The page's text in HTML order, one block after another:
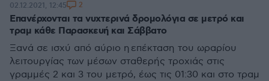
Επανέρχονται τα νυχτερινά δρομολόγια σε μετρό και
τραμ κάθε Παρασκευή και Σάββατο
Ξανά σε ισχύ από αύριο η επέκταση του ωραρίου
λειτουργίας των μέσων σταθερής τροχιάς στις
γραμμές 2 και 3 του μετρό, έως τις 01:30 και στο τραμ
02.12.2021, 12:45 2